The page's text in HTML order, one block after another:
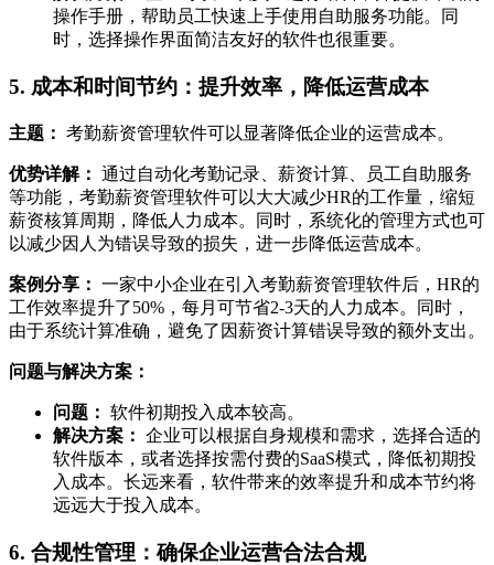
操作手册，帮助员工快速上手使用自助服务功能。同
时，选择操作界面简洁友好的软件也很重要。
5. 成本和时间节约：提升效率，降低运营成本
主题： 考勤薪资管理软件可以显著降低企业的运营成本。
优势详解： 通过自动化考勤记录、薪资计算、员工自助服务
等功能，考勤薪资管理软件可以大大减少HR的工作量，缩短
薪资核算周期，降低人力成本。同时，系统化的管理方式也可
以减少因人为错误导致的损失，进一步降低运营成本。
案例分享： 一家中小企业在引入考勤薪资管理软件后，HR的
工作效率提升了50%，每月可节省2-3天的人力成本。同时，
由于系统计算准确，避免了因薪资计算错误导致的额外支出。
问题与解决方案：
问题： 软件初期投入成本较高。
解决方案： 企业可以根据自身规模和需求，选择合适的
软件版本，或者选择按需付费的SaaS模式，降低初期投
入成本。长远来看，软件带来的效率提升和成本节约将
远远大于投入成本。
6. 合规性管理：确保企业运营合法合规